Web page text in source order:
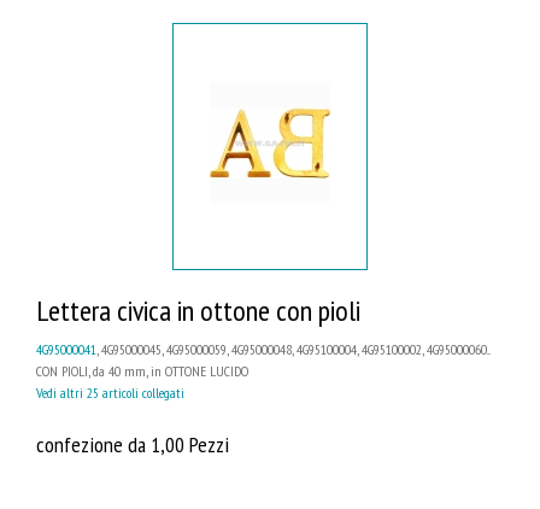
Lettera civica in ottone con pioli
4G95000041 , 4G95000045, 4G95000059, 4G95000048, 4G95100004, 4G95100002, 4G95000060...
CON PIOLI, da 40 mm, in OTTONE LUCIDO
Vedi altri 25 articoli collegati
confezione da 1,00 Pezzi